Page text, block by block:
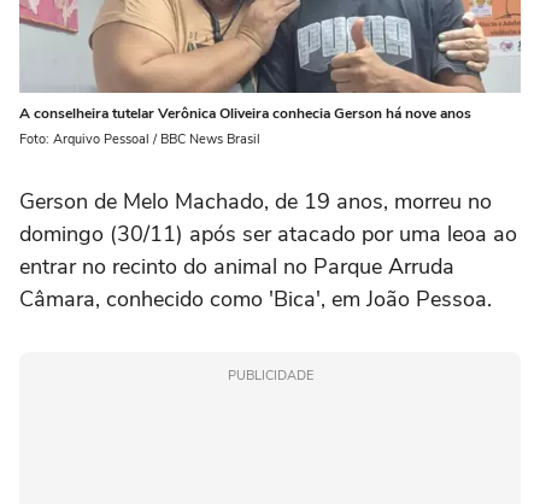
A conselheira tutelar Verônica Oliveira conhecia Gerson há nove anos
Foto: Arquivo Pessoal / BBC News Brasil
Gerson de Melo Machado, de 19 anos, morreu no
domingo (30/11) após ser atacado por uma leoa ao
entrar no recinto do animal no Parque Arruda
Câmara, conhecido como 'Bica', em João Pessoa.
PUBLICIDADE